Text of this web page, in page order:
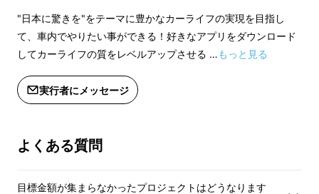
MILELができること-Android
アプリが自由に使える
MILELは車のUSBに挿し込むだけであなたの純
ジェットです。 車内でYouTube動画を観たい
スマホをカーナビに接続するためには車に
製造工程上の都合等により出荷時期が
遅れる場合があります。その場合は別
途ご購入者様に別途ご連絡をさせてい
製造工程上の都合
遅れる場合があり
"日本に驚きを"をテーマに豊かなカーライフの実現を目指し
て、車内でやりたい事ができる！好きなアプリをダウンロード
してカーライフの質をレベルアップさせる …もっと見る
実行者にメッセージ
よくある質問
目標金額が集まらなかったプロジェクトはどうなります